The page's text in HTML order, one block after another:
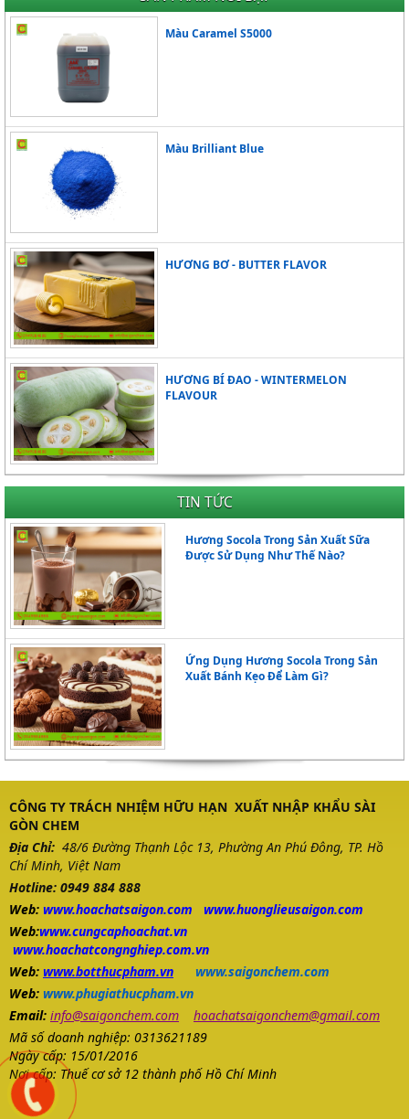
Màu Caramel S5000
Màu Brilliant Blue
HƯƠNG BƠ - BUTTER FLAVOR
HƯƠNG BÍ ĐAO - WINTERMELON
FLAVOUR
TIN TỨC
Hương Socola Trong Sản Xuất Sữa
Được Sử Dụng Như Thế Nào?
Ứng Dụng Hương Socola Trong Sản
Xuất Bánh Kẹo Để Làm Gì?
CÔNG TY TRÁCH NHIỆM HỮU HẠN XUẤT NHẬP KHẨU SÀI
GÒN CHEM
Địa Chỉ: 48/6 Đường Thạnh Lộc 13, Phường An Phú Đông, TP. Hồ
Chí Minh, Việt Nam
Hotline: 0949 884 888
Web: www.hoachatsaigon.com
www.huonglieusaigon.com
Web:www.cungcaphoachat.vn
www.hoachatcongnghiep.com.vn
Web: www.botthucpham.vn
www.saigonchem.com
Web: www.phugiathucpham.vn
Email: info@saigonchem.com
hoachatsaigonchem@gmail.com
Mã số doanh nghiệp: 0313621189
Ngày cấp: 15/01/2016
Nơi cấp: Thuế cơ sở 12 thành phố Hồ Chí Minh